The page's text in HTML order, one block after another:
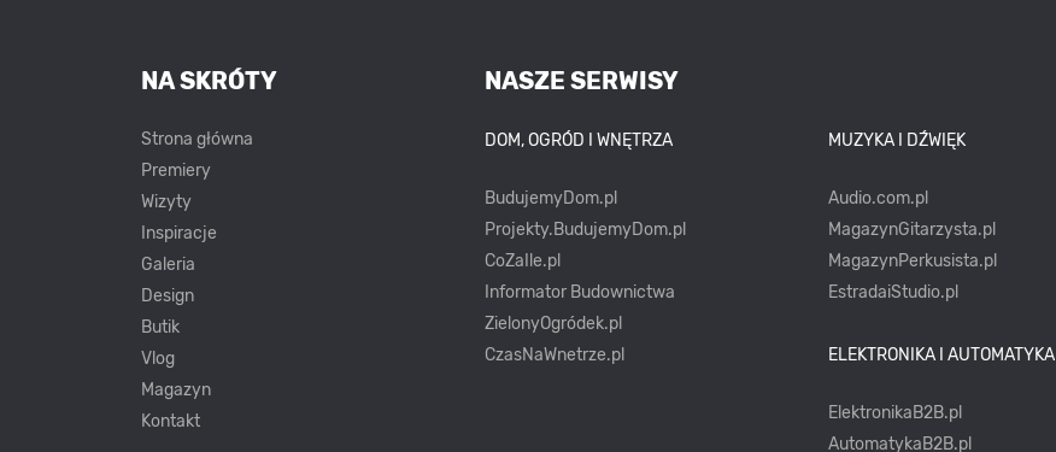
NASZE SERWISY
DOM, OGRÓD I WNĘTRZA
BudujemyDom.pl
Projekty.BudujemyDom.pl
CoZaIle.pl
Informator Budownictwa
ZielonyOgródek.pl
CzasNaWnetrze.pl
MUZYKA I DŹWIĘK
Audio.com.pl
MagazynGitarzysta.pl
MagazynPerkusista.pl
EstradaiStudio.pl
ELEKTRONIKA I AUTOMATYKA
ElektronikaB2B.pl
AutomatykaB2B.pl
NA SKRÓTY
Strona główna
Premiery
Wizyty
Inspiracje
Galeria
Design
Butik
Vlog
Magazyn
Kontakt